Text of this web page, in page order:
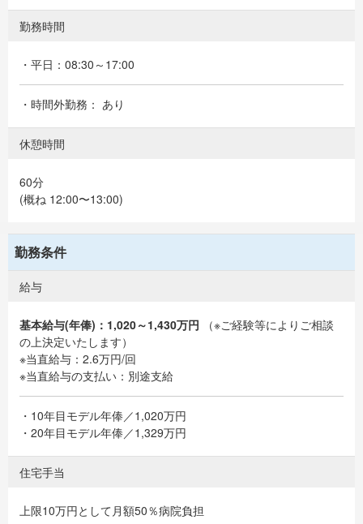
勤務時間
・平日：08:30～17:00
・時間外勤務： あり
休憩時間
60分
(概ね 12:00〜13:00)
勤務条件
給与
基本給与(年俸)：1,020～1,430万円 （※ご経験等によりご相談
の上決定いたします）
※当直給与：2.6万円/回
※当直給与の支払い：別途支給
・10年目モデル年俸／1,020万円
・20年目モデル年俸／1,329万円
住宅手当
上限10万円として月額50％病院負担